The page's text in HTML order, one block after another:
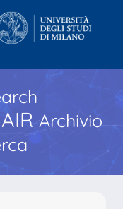
Archivio